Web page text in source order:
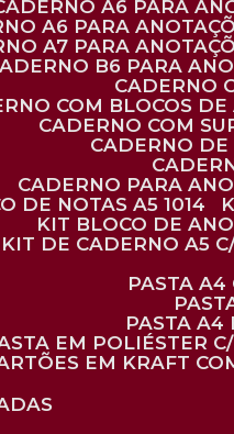
CADERNO A6 PARA
A6 PARA
A7 PARA
B6 PARA
CADERNO
COM BLOCOS
CADERNO COM
CADERNO
CADERNO PARA
DE NOTAS A5 1014
KIT BLOCO DE
KIT DE CADERNO A5
PASTA
PASTA
EM POLIÉSTER
EM KRAFT